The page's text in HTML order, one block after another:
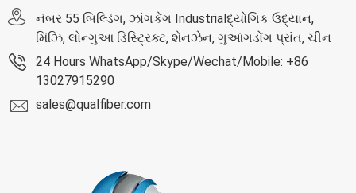
નંબર 55 બિલ્ડિંગ, ઝાંગકેંગ Industrialદ્યોગિક ઉદ્યાન,
મિંઝિ, લોન્ગુઆ ડિસ્ટ્રિક્ટ, શેનઝેન, ગુઆંગડોંગ પ્રાંત, ચીન
24 Hours WhatsApp/Skype/Wechat/Mobile: +86
13027915290
sales@qualfiber.com